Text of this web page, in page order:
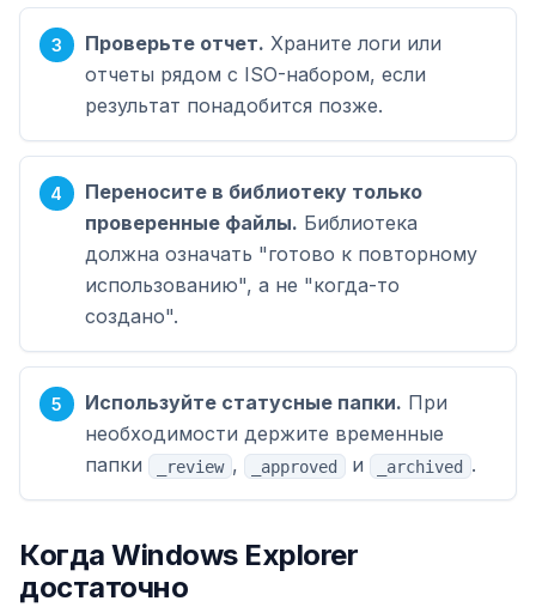
Проверьте отчет. Храните логи или
отчеты рядом с ISO-набором, если
результат понадобится позже.
Переносите в библиотеку только
проверенные файлы. Библиотека
должна означать "готово к повторному
использованию", а не "когда-то
создано".
Используйте статусные папки. При
необходимости держите временные
папки
_review , _approved и _archived .
Когда Windows Explorer
достаточно